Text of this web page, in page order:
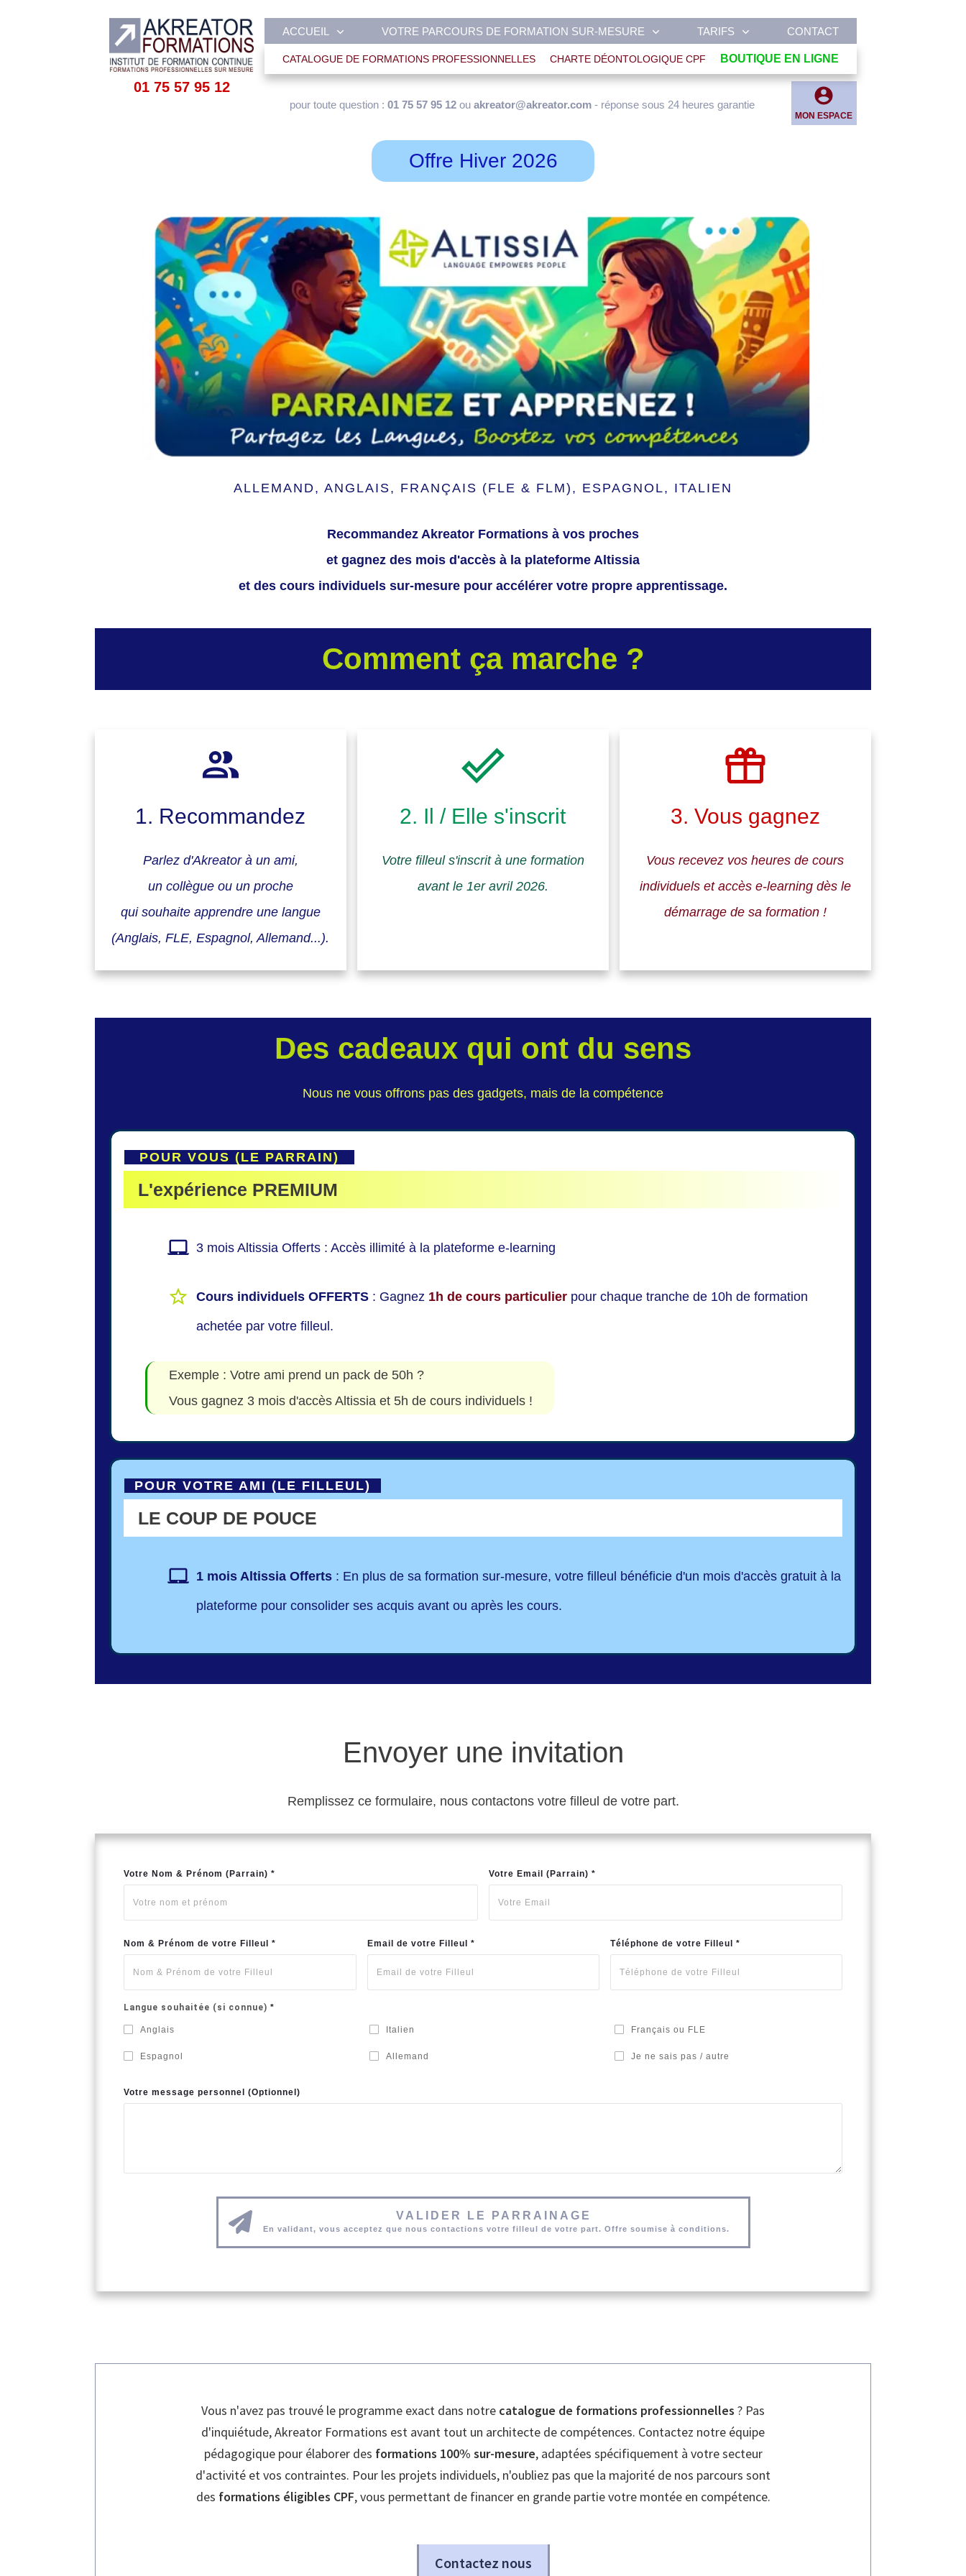
01 75 57 95 12
ACCUEIL VOTRE PARCOURS DE FORMATION SUR-MESURE TARIFS CONTACT
CATALOGUE DE FORMATIONS PROFESSIONNELLES CHARTE DÉONTOLOGIQUE CPF BOUTIQUE EN LIGNE
pour toute question : 01 75 57 95 12ou akreator@akreator.com - réponse sous 24 heures garantie
MON ESPACE
Offre Hiver 2026
ALLEMAND, ANGLAIS, FRANÇAIS (FLE & FLM), ESPAGNOL, ITALIEN
Recommandez Akreator Formations à vos proches
et gagnez des mois d'accès à la plateforme Altissia
et des cours individuels sur-mesure pour accélérer votre propre apprentissage.
Comment ça marche ?
1. Recommandez
Parlez d'Akreator à un ami,
un collègue ou un proche
qui souhaite apprendre une langue
(Anglais, FLE, Espagnol, Allemand...).
2. Il / Elle s'inscrit
Votre filleul s'inscrit à une formation
avant le 1er avril 2026.
3. Vous gagnez
Vous recevez vos heures de cours
individuels et accès e-learning dès le
démarrage de sa formation !
Des cadeaux qui ont du sens
Nous ne vous offrons pas des gadgets, mais de la compétence
POUR VOUS (LE PARRAIN)
L'expérience PREMIUM
3 mois Altissia Offerts : Accès illimité à la plateforme e-learning
Cours individuels OFFERTS : Gagnez 1h de cours particulier pour chaque tranche de 10h de formation
achetée par votre filleul.
Exemple : Votre ami prend un pack de 50h ?
Vous gagnez 3 mois d'accès Altissia et 5h de cours individuels !
POUR VOTRE AMI (LE FILLEUL)
LE COUP DE POUCE
1 mois Altissia Offerts : En plus de sa formation sur-mesure, votre filleul bénéficie d'un mois d'accès gratuit à la
plateforme pour consolider ses acquis avant ou après les cours.
Envoyer une invitation
Remplissez ce formulaire, nous contactons votre filleul de votre part.
Votre Nom & Prénom (Parrain) * Votre Email (Parrain) *
Nom & Prénom de votre Filleul * Email de votre Filleul * Téléphone de votre Filleul *
Langue souhaitée (si connue) *
Anglais Italien Français ou FLE
Espagnol Allemand Je ne sais pas / autre
Votre message personnel (Optionnel)
VALIDER LE PARRAINAGE
En validant, vous acceptez que nous contactions votre filleul de votre part. Offre soumise à conditions.
Vous n'avez pas trouvé le programme exact dans notre catalogue de formations professionnelles ? Pas
d'inquiétude, Akreator Formations est avant tout un architecte de compétences. Contactez notre équipe
pédagogique pour élaborer des formations 100% sur-mesure, adaptées spécifiquement à votre secteur
d'activité et vos contraintes. Pour les projets individuels, n'oubliez pas que la majorité de nos parcours sont
des formations éligibles CPF, vous permettant de financer en grande partie votre montée en compétence.
Contactez nous